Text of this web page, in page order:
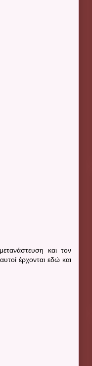
και τον
έρχονται εδώ και